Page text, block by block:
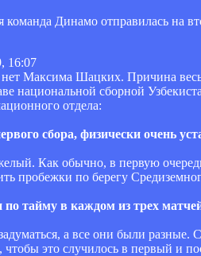
команда Динамо отправилась на
16:07
Максима Шацких. Причина
национальной сборной
отдела:
сбора, физически очень
Как обычно, в первую
пробежки по берегу
тайму в каждом из трех
а все они были
это случилось в первый и